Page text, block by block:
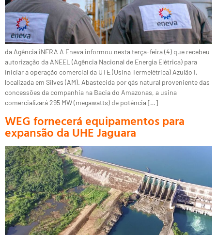
da Agência iNFRA A Eneva informou nesta terça-feira (4) que recebeu
autorização da ANEEL (Agência Nacional de Energia Elétrica) para
iniciar a operação comercial da UTE (Usina Termelétrica) Azulão I,
localizada em Silves (AM). Abastecida por gás natural proveniente das
concessões da companhia na Bacia do Amazonas, a usina
comercializará 295 MW (megawatts) de potência […]
WEG fornecerá equipamentos para
expansão da UHE Jaguara